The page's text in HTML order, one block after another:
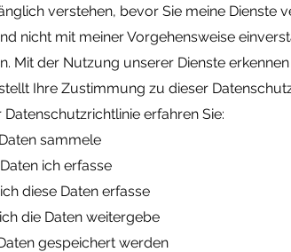
verstehen, bevor Sie meine Dienste
nicht mit meiner Vorgehensweise
Mit der Nutzung unserer Dienste
Ihre Zustimmung zu dieser
Datenschutzrichtlinie erfahren Sie:
sammele
ich erfasse
diese Daten erfasse
die Daten weitergebe
gespeichert werden